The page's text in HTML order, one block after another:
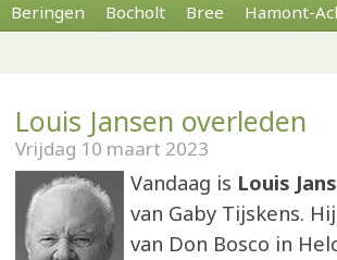
Beringen Bocholt Bree Hamont-
Louis Jansen overleden
Vrijdag 10 maart 2023
Vandaag is Louis
van Gaby Tijskens.
van Don Bosco in